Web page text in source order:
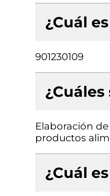
¿Cuál
901230109
Elaboración
productos
¿Cuál